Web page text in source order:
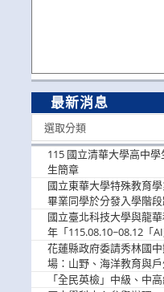
最新消息
選取分類
115 國立清華大學高中
生簡章
國立東華大學特殊教育
畢業同學於分發入學階段
國立臺北科技大學與龍
年「115.08.10~08.12「
歡迎學生踴躍報名參加
花蓮縣政府委請秀林國
場：山野、海洋教育與
參加
「全民英檢」中級、中